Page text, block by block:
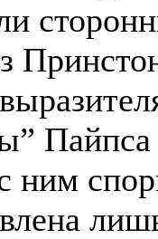
Пайпса
ним